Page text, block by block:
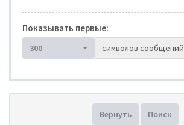
Показывать первые:
300 символов сообщений
Вернуть Поиск